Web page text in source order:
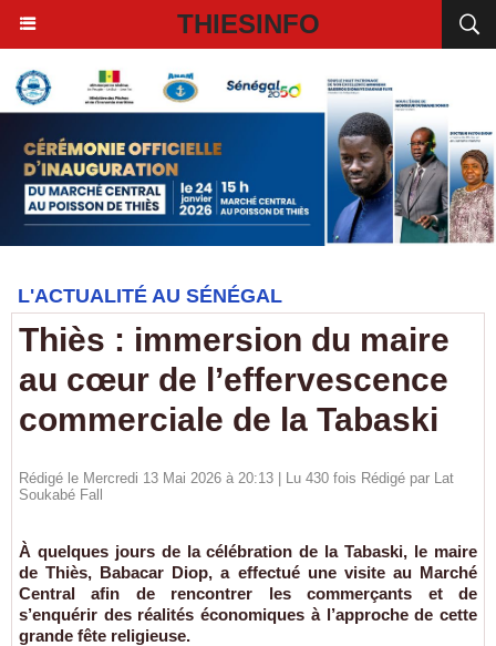
THIESINFO
L'ACTUALITÉ AU SÉNÉGAL
Thiès : immersion du maire
au cœur de l’effervescence
commerciale de la Tabaski
Rédigé le Mercredi 13 Mai 2026 à 20:13 | Lu 430 fois Rédigé par Lat
Soukabé Fall
À quelques jours de la célébration de la Tabaski, le maire
de Thiès, Babacar Diop, a effectué une visite au Marché
Central afin de rencontrer les commerçants et de
s’enquérir des réalités économiques à l’approche de cette
grande fête religieuse.